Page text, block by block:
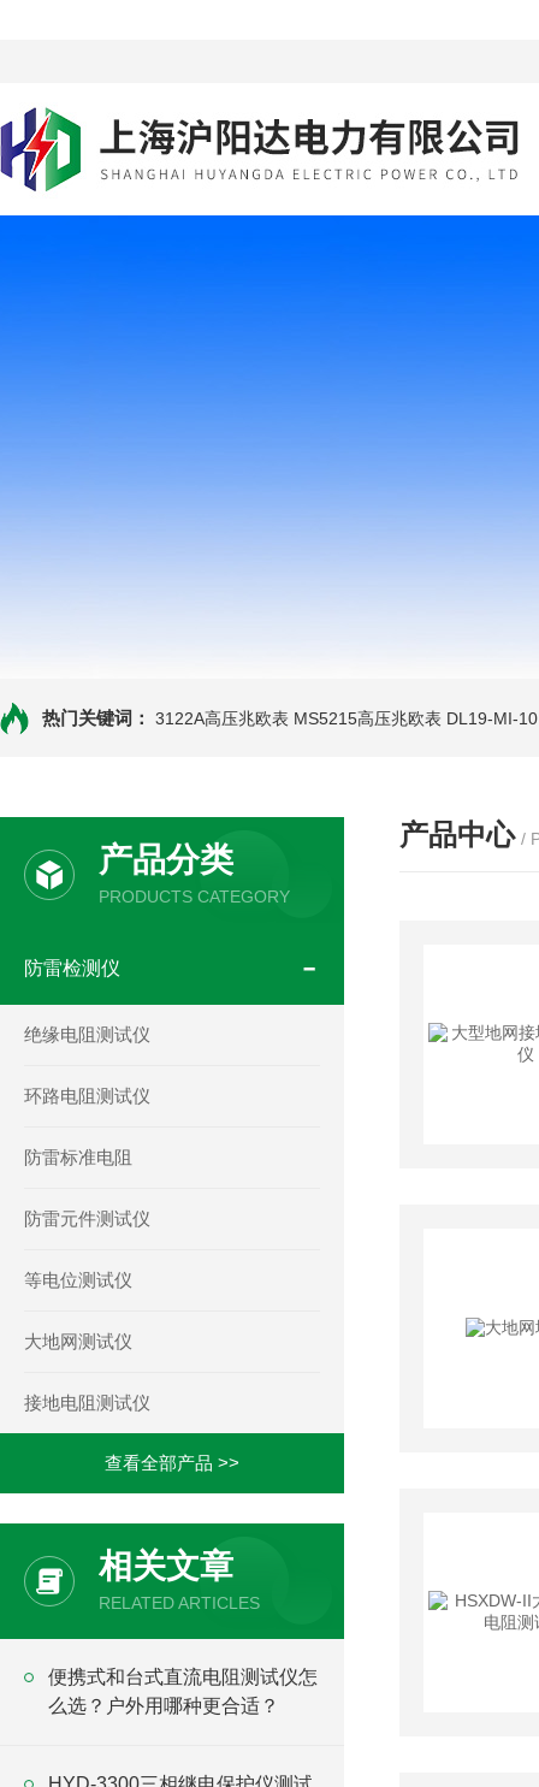
热门关键词： 3122A高压兆欧表 MS5215高压兆欧表 DL19-MI-
产品分类
PRODUCTS CATEGORY
防雷检测仪
绝缘电阻测试仪
环路电阻测试仪
防雷标准电阻
防雷元件测试仪
等电位测试仪
大地网测试仪
接地电阻测试仪
查看全部产品 >>
相关文章
RELATED ARTICLES
便携式和台式直流电阻测试仪怎
么选？户外用哪种更合适？
产品中心 /